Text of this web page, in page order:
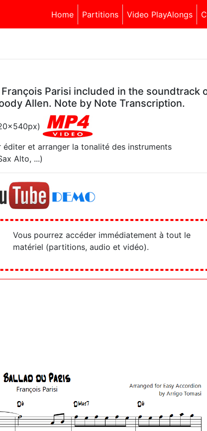
Home Partitions Video PlayAlongs
Parisi included in the soundtrack
Allen. Note by Note Transcription.
éditer et arranger la tonalité des instruments
Alto, ...)
Vous pourrez accéder immédiatement à tout le
matériel (partitions, audio et vidéo).